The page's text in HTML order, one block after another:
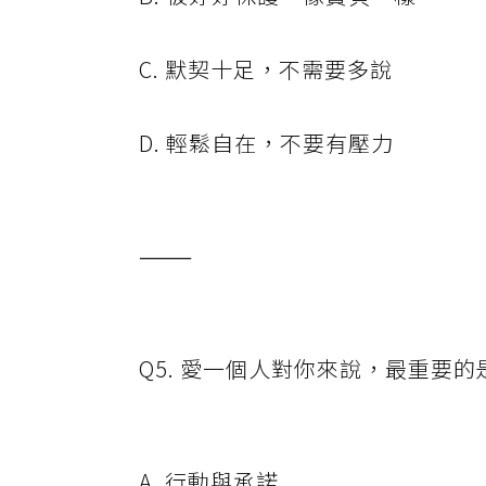
C. 默契十足，不需要多說
D. 輕鬆自在，不要有壓力
⸻
Q5. 愛一個人對你來說，最重要的